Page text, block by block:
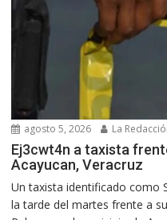
agosto 5, 2026 La
Ej3cwt4n a taxista
Acayucan, Veracruz
Un taxista identificado como
la tarde del martes frente a